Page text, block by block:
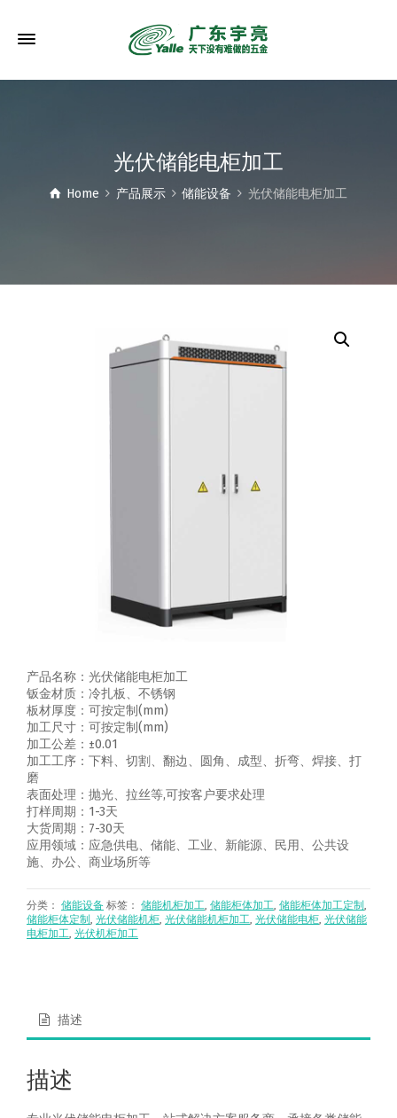
光伏储能电柜加工
Home 产品展示 储能设备 光伏储能电柜加工
产品名称：光伏储能电柜加工
钣金材质：冷扎板、不锈钢
板材厚度：可按定制(mm)
加工尺寸：可按定制(mm)
加工公差：±0.01
加工工序：下料、切割、翻边、圆角、成型、折弯、焊接、打
磨
表面处理：抛光、拉丝等,可按客户要求处理
打样周期：1-3天
大货周期：7-30天
应用领域：应急供电、储能、工业、新能源、民用、公共设
施、办公、商业场所等
分类： 储能设备 标签： 储能机柜加工, 储能柜体加工, 储能柜体加工定制 ,
储能柜体定制 , 光伏储能机柜, 光伏储能机柜加工, 光伏储能电柜, 光伏储能
电柜加工, 光伏机柜加工
描述
描述